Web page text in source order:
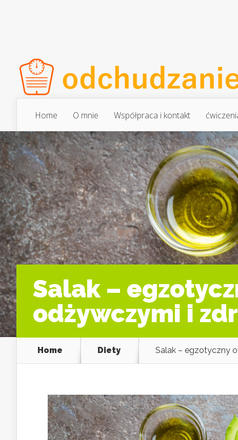
Home O mnie Współpraca i kontakt
Salak –
odżywczymi i
Home Diety Salak – egzotyczny